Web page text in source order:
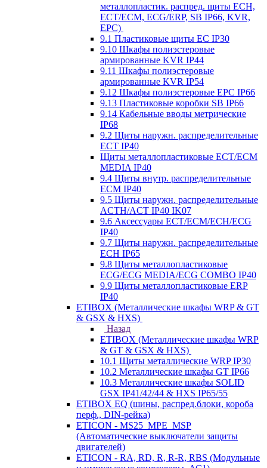
металлопластик. распред. щиты ECH,
ECT/ECM, ECG/ERP, SB IP66, KVR,
EPC)
9.1 Пластиковые щиты EC IP30
9.10 Шкафы полиэстеровые
армированные KVR IP44
9.11 Шкафы полиэстеровые
армированные KVR IP54
9.12 Шкафы полиэстеровые EPC IP66
9.13 Пластиковые коробки SB IP66
9.14 Кабельные вводы метрические
IP68
9.2 Щиты наружн. распределительные
ECT IP40
Щиты металлопластиковые ECT/ECM
MEDIA IP40
9.4 Щиты внутр. распределительные
ECМ IP40
9.5 Щиты наружн. распределительные
ACTH/ACT IP40 IK07
9.6 Аксессуары ECT/ECM/ECH/ECG
IP40
9.7 Щиты наружн. распределительные
ECH IP65
9.8 Щиты металлопластиковые
ECG/ECG MEDIA/ECG COMBO IP40
9.9 Щиты металлопластиковые ERP
IP40
ETIBOX (Металлические шкафы WRP & GT
& GSX & HXS)
Назад
ETIBOX (Металлические шкафы WRP
& GT & GSX & HXS)
10.1 Щиты металлические WRP IP30
10.2 Металлические шкафы GT IP66
10.3 Металлические шкафы SOLID
GSX IP41/42/44 & HXS IP65/55
ETIBOX EQ (шины, распред.блоки, короба
перф., DIN-рейка)
ETICON - MS25_MPE_MSP
(Автоматические выключатели защиты
двигателей)
ETICON - RA, RD, R, R-R, RBS (Модульные